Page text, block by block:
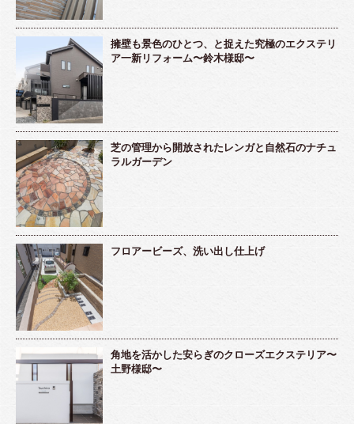
擁壁も景色のひとつ、と捉えた究極のエクステリ
ア一新リフォーム〜鈴木様邸〜
芝の管理から開放されたレンガと自然石のナチュ
ラルガーデン
フロアービーズ、洗い出し仕上げ
角地を活かした安らぎのクローズエクステリア〜
土野様邸〜